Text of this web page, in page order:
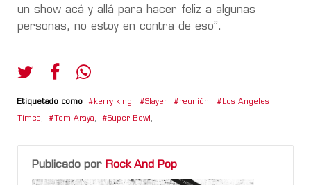
un show acá y allá para hacer feliz a algunas
personas, no estoy en contra de eso”.
Etiquetado como kerry king, Slayer, reunión, Los Angeles
Times, Tom Araya, Super Bowl ,
Publicado por Rock And Pop